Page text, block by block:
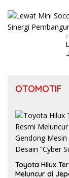
OTOMOTIF
Toyota Hilux
Meluncur di